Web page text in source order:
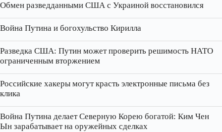
Обмен разведданными США с Украиной восстановился
Война Путина и богохульство Кирилла
Разведка США: Путин может проверить решимость НАТО
ограниченным вторжением
Российские хакеры могут красть электронные письма без
клика
Война Путина делает Северную Корею богатой: Ким Чен
Ын зарабатывает на оружейных сделках